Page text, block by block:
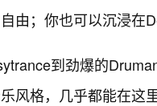
由；你也可以沉浸在
到劲爆的
风格，几乎都能在这